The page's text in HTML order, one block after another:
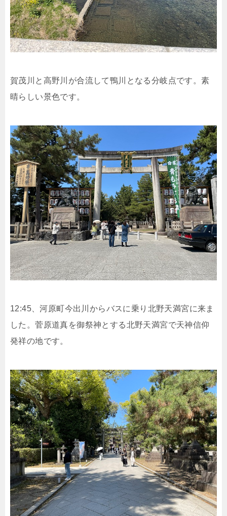
賀茂川と高野川が合流して鴨川となる分岐点です。素
晴らしい景色です。
12:45、河原町今出川からバスに乗り北野天満宮に来ま
した。菅原道真を御祭神とする北野天満宮で天神信仰
発祥の地です。